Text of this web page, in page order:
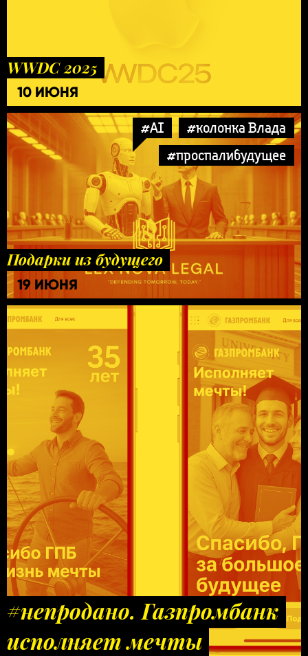
WWDC 2025
10 ИЮНЯ
#AI
#колонка Влада
#проспалибудущее
Подарки из будущего
19 ИЮНЯ
#непродано. Газпромбанк
исполняет мечты